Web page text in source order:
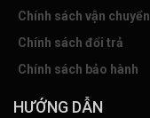
Chính sách vận chuyển
Chính sách đổi trả
Chính sách bảo hành
HƯỚNG DẪN